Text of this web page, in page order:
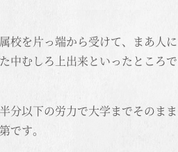
校を片っ端から受けて、まあ人に
中むしろ上出来といったところで
分以下の労力で大学までそのまま
です。